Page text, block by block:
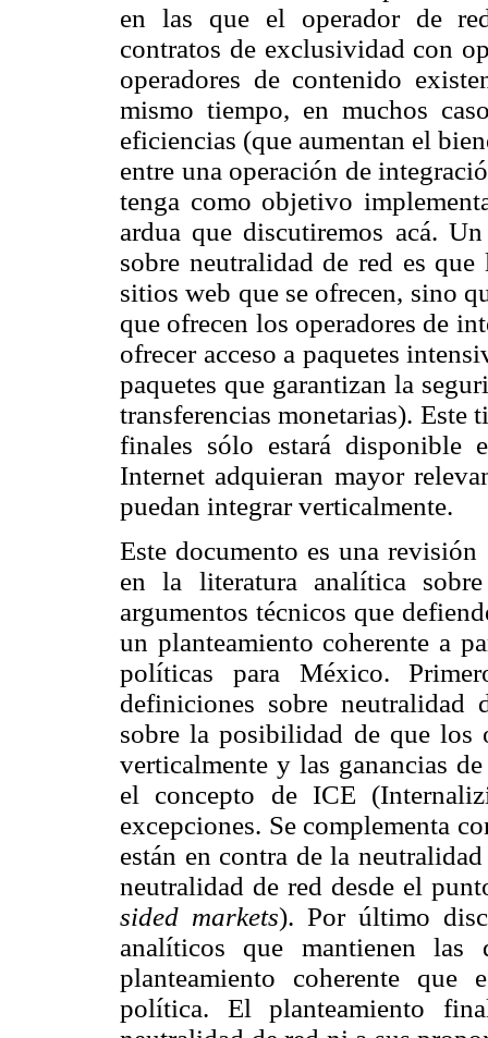
en las que el operador de
contratos de exclusividad con
operadores de contenido
mismo tiempo, en muchos
eficiencias (que aumentan el
entre una operación de
tenga como objetivo
ardua que discutiremos acá.
sobre neutralidad de red es
sitios web que se ofrecen, sino
que ofrecen los operadores de
ofrecer acceso a paquetes
paquetes que garantizan la
transferencias monetarias). Este
finales sólo estará disponible
Internet adquieran mayor
puedan integrar verticalmente.
Este documento es una
en la literatura analítica
argumentos técnicos que
un planteamiento coherente a
políticas para México.
definiciones sobre neutralidad
sobre la posibilidad de que los
verticalmente y las ganancias
el concepto de ICE
excepciones. Se complementa
están en contra de la
neutralidad de red desde el
sided markets). Por último
analíticos que mantienen las
planteamiento coherente que
política. El planteamiento